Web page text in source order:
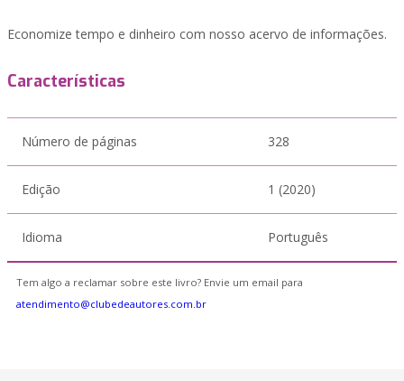
Economize tempo e dinheiro com nosso acervo de informações.
Características
Número de páginas 328
Edição 1 (2020)
Idioma Português
Tem algo a reclamar sobre este livro? Envie um email para
atendimento@clubedeautores.com.br